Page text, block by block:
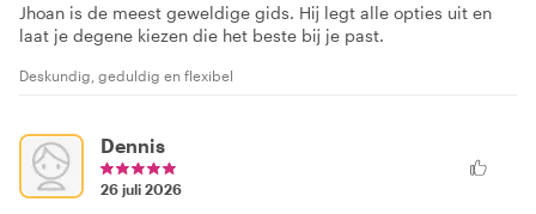
Jhoan is de meest geweldige gids. Hij legt alle opties uit en
laat je degene kiezen die het beste bij je past.
Deskundig, geduldig en flexibel
Dennis
26 juli 2026